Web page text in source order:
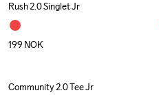
Rush 2.0 Singlet Jr
199 NOK
Community 2.0 Tee Jr